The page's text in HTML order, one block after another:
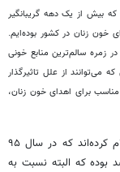
بیش از یک دهه گریبانگیر
نزولی اهدای خون زنان در کشور بوده‌ایم.
زمره سالم‌ترین منابع خونی
می‌توانند از علل تاثیرگذار
برای اهدای خون زنان،‌
بر این اساس مسوولان سازمان انتقال خون کشور اعلام کرده‌اند که در سال ۹۵
بوده که البته نسبت به